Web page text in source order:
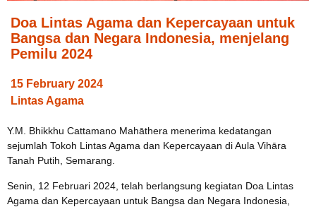
Doa Lintas Agama dan Kepercayaan untuk
Bangsa dan Negara Indonesia, menjelang
Pemilu 2024
15 February 2024
Lintas Agama
Y.M. Bhikkhu Cattamano Mahāthera menerima kedatangan
sejumlah Tokoh Lintas Agama dan Kepercayaan di Aula Vihāra
Tanah Putih, Semarang.
Senin, 12 Februari 2024, telah berlangsung kegiatan Doa Lintas
Agama dan Kepercayaan untuk Bangsa dan Negara Indonesia,